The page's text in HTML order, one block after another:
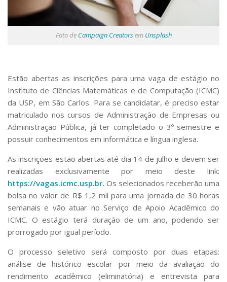
Apoio ao Estudante
Segurança, Trânsito e Prevenção
Comunicação
Assessorias e Mídias
Aplicativos e Sites
Jornal da USP
Agenda de Eventos
Defesa de Teses
Foto de Campaign Creatorsem Unsplash
Estão abertas as inscrições para uma vaga de estágio no
Instituto de Ciências Matemáticas e de Computação (ICMC)
da USP, em São Carlos. Para se candidatar, é preciso estar
matriculado nos cursos de Administração de Empresas ou
Administração Pública, já ter completado o 3º semestre e
possuir conhecimentos em informática e língua inglesa.
As inscrições estão abertas até dia 14 de julho e devem ser
realizadas exclusivamente por meio deste link:
https://vagas.icmc.usp.br. Os selecionados receberão uma
bolsa no valor de R$ 1,2 mil para uma jornada de 30 horas
semanais e vão atuar no Serviço de Apoio Acadêmico do
ICMC. O estágio terá duração de um ano, podendo ser
prorrogado por igual período.
O processo seletivo será composto por duas etapas:
análise de histórico escolar por meio da avaliação do
rendimento acadêmico (eliminatória) e entrevista para